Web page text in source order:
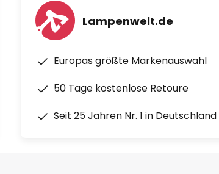
Lampenwelt.de
Europas größte Markenauswahl
50 Tage kostenlose Retoure
Seit 25 Jahren Nr. 1 in Deutschland